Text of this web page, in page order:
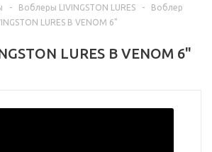
- Воблеры LIVINGSTON LURES -
Воблер
LURES B VENOM 6"
LURES B VENOM 6"